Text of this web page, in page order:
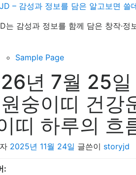
– 감성과 정보를 담은 알고보면 쓸
는 감성과 정보를 함께 담은 창작·
Sample Page
년 7월 25일
숭이띠 건강
띠 하루의 흐
2025년 11월 24일 글쓴이 storyjd
: